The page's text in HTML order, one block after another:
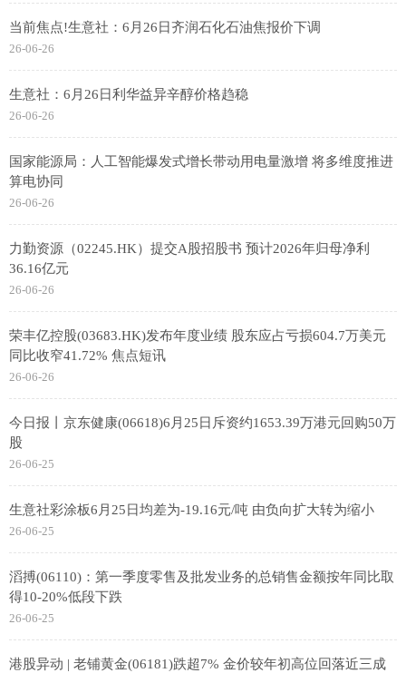
当前焦点!生意社：6月26日齐润石化石油焦报价下调
26-06-26
生意社：6月26日利华益异辛醇价格趋稳
26-06-26
国家能源局：人工智能爆发式增长带动用电量激增 将多维度推进
算电协同
26-06-26
力勤资源（02245.HK）提交A股招股书 预计2026年归母净利
36.16亿元
26-06-26
荣丰亿控股(03683.HK)发布年度业绩 股东应占亏损604.7万美元
同比收窄41.72% 焦点短讯
26-06-26
今日报丨京东健康(06618)6月25日斥资约1653.39万港元回购50万
股
26-06-25
生意社彩涂板6月25日均差为-19.16元/吨 由负向扩大转为缩小
26-06-25
滔搏(06110)：第一季度零售及批发业务的总销售金额按年同比取
得10-20%低段下跌
26-06-25
港股异动 | 老铺黄金(06181)跌超7% 金价较年初高位回落近三成